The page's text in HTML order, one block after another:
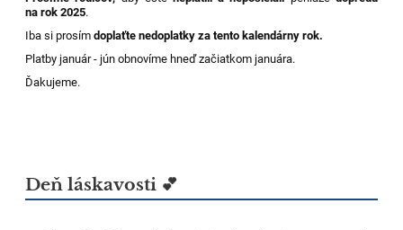
na rok 2025.
Iba si prosímdoplaťte nedoplatky za tento kalendárny rok.
Platby január - jún obnovíme hneď začiatkom januára.
Ďakujeme.
Deň láskavosti 💕